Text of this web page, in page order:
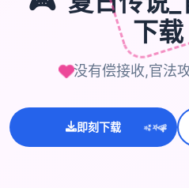
下载
没有偿接收,官法
即刻下载 ✨
⭐💫